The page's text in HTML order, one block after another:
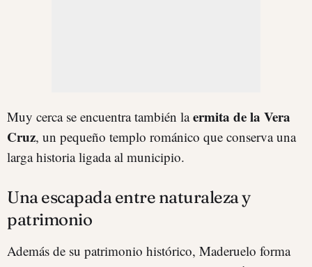
Muy cerca se encuentra también laermita de la Vera
Cruz, un pequeño templo románico que conserva una
larga historia ligada al municipio.
Una escapada entre naturaleza y
patrimonio
Además de su patrimonio histórico, Maderuelo forma